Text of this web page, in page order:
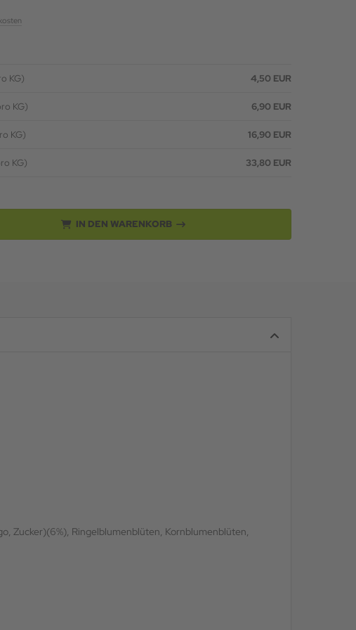
KG) 4,50 EUR
KG) 6,90 EUR
KG) 16,90 EUR
KG) 33,80 EUR
IN DEN WARENKORB
Zucker)(6%), Ringelblumenblüten, Kornblumenblüten,